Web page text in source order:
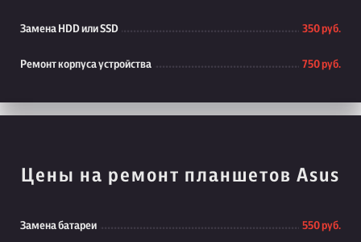
Замена HDD или SSD 350 руб.
Ремонт корпуса устройства 750 руб.
Цены на ремонт планшетов Asus
Замена батареи 550 руб.